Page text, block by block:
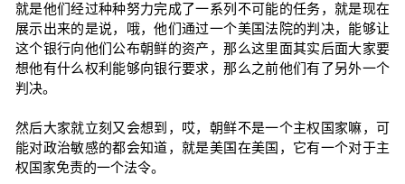
就是他们经过种种努力完成了一系列不可能的任务，就是现在
展示出来的是说，哦，他们通过一个美国法院的判决，能够让
这个银行向他们公布朝鲜的资产，那么这里面其实后面大家要
想他有什么权利能够向银行要求，那么之前他们有了另外一个
判决。
然后大家就立刻又会想到，哎，朝鲜不是一个主权国家嘛，可
能对政治敏感的都会知道，就是美国在美国，它有一个对于主
权国家免责的一个法令。